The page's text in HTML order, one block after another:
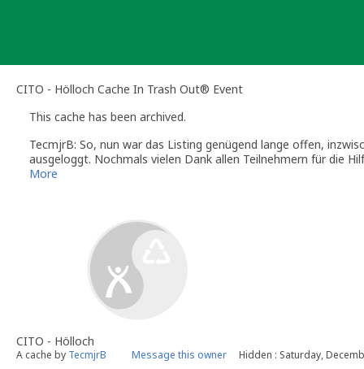
CITO - Hölloch Cache In Trash Out® Event
This cache has been archived.
TecmjrB: So, nun war das Listing genügend lange offen,
ausgeloggt. Nochmals vielen Dank allen Teilnehmern für die
More
CITO - Hölloch
A cache by TecmjrB Message this owner Hidden : Saturday,